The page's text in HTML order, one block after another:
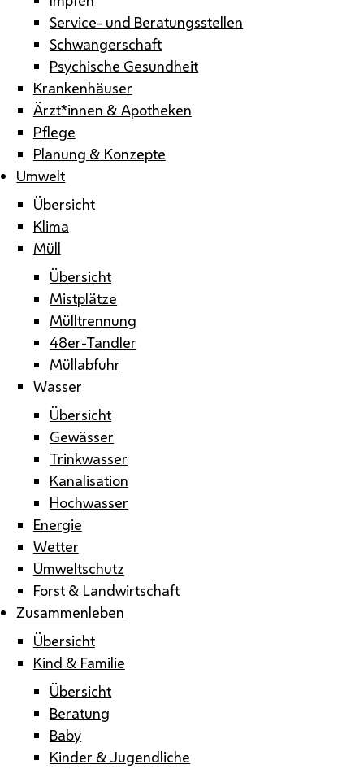
Service- und Beratungsstellen
Schwangerschaft
Psychische Gesundheit
Krankenhäuser
Ärzt*innen & Apotheken
Pflege
Planung & Konzepte
Umwelt
Übersicht
Klima
Müll
Übersicht
Mistplätze
Mülltrennung
48er-Tandler
Müllabfuhr
Wasser
Übersicht
Gewässer
Trinkwasser
Kanalisation
Hochwasser
Energie
Wetter
Umweltschutz
Forst & Landwirtschaft
Zusammenleben
Übersicht
Kind & Familie
Übersicht
Beratung
Baby
Kinder & Jugendliche